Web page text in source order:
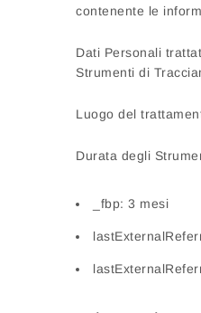
contenente le
Dati Personali
Strumenti di
Luogo del
Durata degli
_fbp: 3 mesi